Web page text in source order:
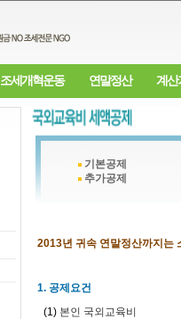
조세개혁운동 연말정산 계산
기본공제
추가공제
2013년 귀속 연말정산까지는
1. 공제요건
(1) 본인 국외교육비